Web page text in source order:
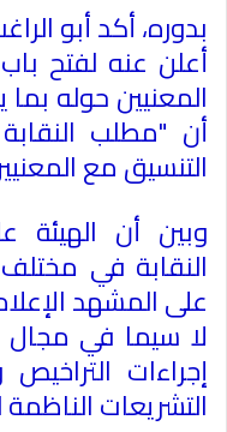
بدوره، أكد أبو
أعلن عنه لفتح
المعنيين حوله
أن "مطلب
التنسيق مع
وبين أن الهيئة
النقابة في
على المشهد
لا سيما في
إجراءات
التشريعات